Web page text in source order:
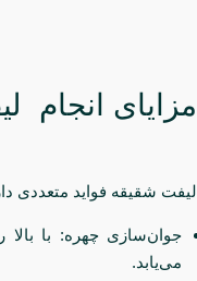
مزایای انجام
لیفت شقیقه فواید متعددی
جوان‌سازی چهره: با
می‌یابد.